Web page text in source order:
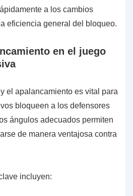
a los cambios
eficiencia general del bloqueo.
en el juego
el apalancamiento es vital para
bloqueen a los defensores
ángulos adecuados permiten
de manera ventajosa contra
incluyen: